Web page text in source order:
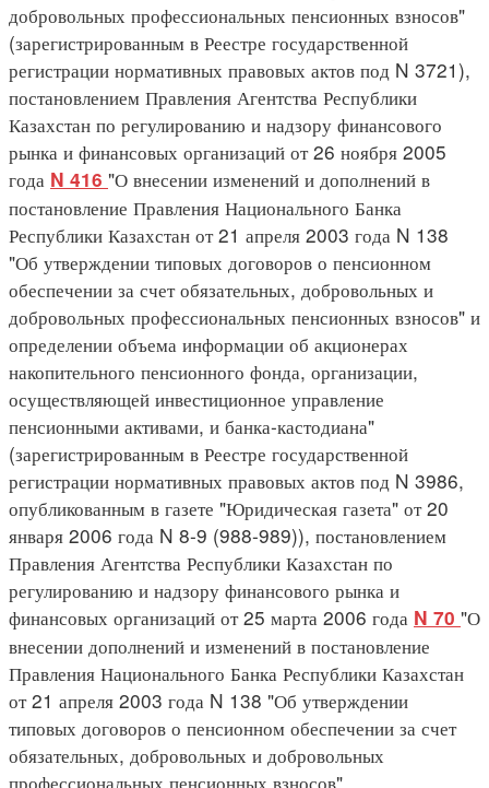
добровольных профессиональных пенсионных взносов"
(зарегистрированным в Реестре государственной
регистрации нормативных правовых актов под N 3721),
постановлением Правления Агентства Республики
Казахстан по регулированию и надзору финансового
рынка и финансовых организаций от 26 ноября 2005
года N 416 "О внесении изменений и дополнений в
постановление Правления Национального Банка
Республики Казахстан от 21 апреля 2003 года N 138
"Об утверждении типовых договоров о пенсионном
обеспечении за счет обязательных, добровольных и
добровольных профессиональных пенсионных взносов" и
определении объема информации об акционерах
накопительного пенсионного фонда, организации,
осуществляющей инвестиционное управление
пенсионными активами, и банка-кастодиана"
(зарегистрированным в Реестре государственной
регистрации нормативных правовых актов под N 3986,
опубликованным в газете "Юридическая газета" от 20
января 2006 года N 8-9 (988-989)), постановлением
Правления Агентства Республики Казахстан по
регулированию и надзору финансового рынка и
финансовых организаций от 25 марта 2006 года N 70 "О
внесении дополнений и изменений в постановление
Правления Национального Банка Республики Казахстан
от 21 апреля 2003 года N 138 "Об утверждении
типовых договоров о пенсионном обеспечении за счет
обязательных, добровольных и добровольных
профессиональных пенсионных взносов"